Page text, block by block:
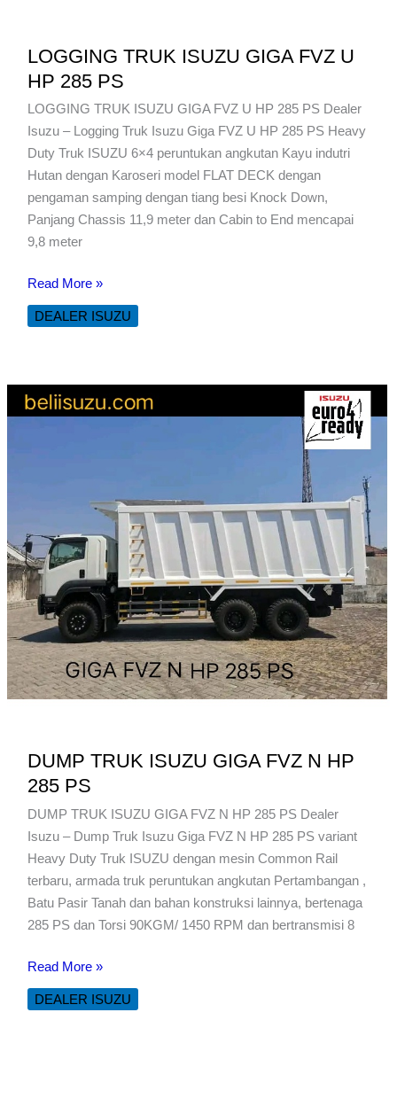
LOGGING TRUK ISUZU GIGA FVZ U
HP 285 PS
LOGGING TRUK ISUZU GIGA FVZ U HP 285 PS Dealer
Isuzu – Logging Truk Isuzu Giga FVZ U HP 285 PS Heavy
Duty Truk ISUZU 6×4 peruntukan angkutan Kayu indutri
Hutan dengan Karoseri model FLAT DECK dengan
pengaman samping dengan tiang besi Knock Down,
Panjang Chassis 11,9 meter dan Cabin to End mencapai
9,8 meter
LOGGING
TRUK
ISUZU
U
HP
Read More »
DEALER ISUZU
DUMP TRUK ISUZU GIGA FVZ N HP
285 PS
DUMP TRUK ISUZU GIGA FVZ N HP 285 PS Dealer
Isuzu – Dump Truk Isuzu Giga FVZ N HP 285 PS variant
Heavy Duty Truk ISUZU dengan mesin Common Rail
terbaru, armada truk peruntukan angkutan Pertambangan ,
Batu Pasir Tanah dan bahan konstruksi lainnya, bertenaga
285 PS dan Torsi 90KGM/ 1450 RPM dan bertransmisi 8
DUMP
TRUK
ISUZU
Read More »
DEALER ISUZU